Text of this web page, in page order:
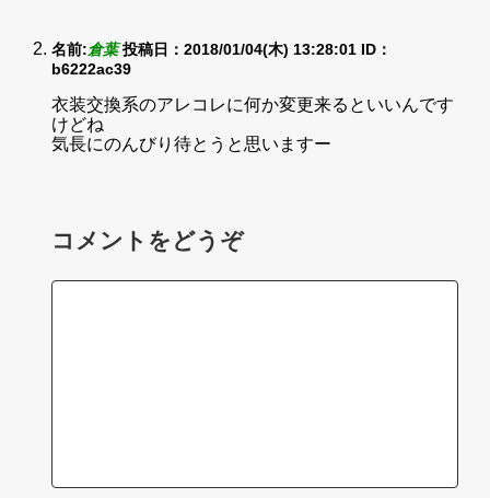
名前:倉葉 投稿日：2018/01/04(木) 13:28:01 ID：
b6222ac39
衣装交換系のアレコレに何か変更来るといいんです
けどね
気長にのんびり待とうと思いますー
コメントをどうぞ